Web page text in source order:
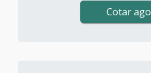
Cotar